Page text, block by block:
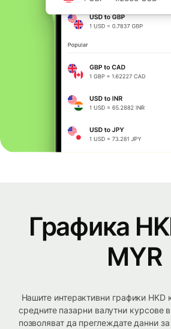
Графика
MYR
Нашите интерактивни графики HKD
средните пазарни валутни курсове
позволяват да преглеждате данни